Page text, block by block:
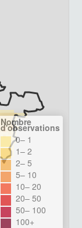
Nombre
d'observations
0– 1
1– 2
2– 5
5– 10
10– 20
20– 50
50– 100
100+